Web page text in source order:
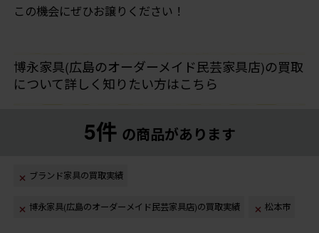
この機会にぜひお譲りください！
博永家具(広島のオーダーメイド民芸家具店)の買取
について詳しく知りたい方はこちら
5件 の商品があります
ブランド家具の買取実績
博永家具(広島のオーダーメイド民芸家具店)の買取実績 松本市